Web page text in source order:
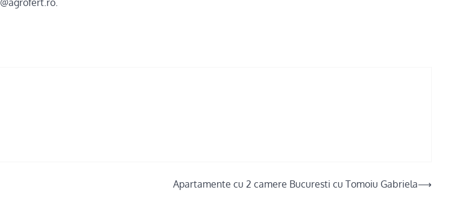
Apartamente cu 2 camere Bucuresti cu Tomoiu Gabriela⟶